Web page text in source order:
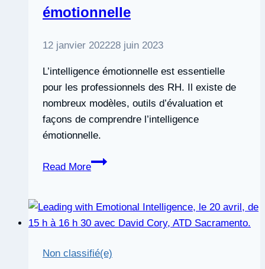
en
émotionnelle
émotionnelle
12 janvier 202228 juin 2023
L’intelligence émotionnelle est essentielle
pour les professionnels des RH. Il existe de
nombreux modèles, outils d’évaluation et
façons de comprendre l’intelligence
émotionnelle.
Read More
Diriger
émotionnelle
Non classifié(e)